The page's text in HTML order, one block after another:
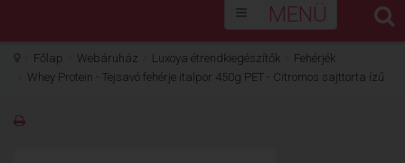
MENÜ
Főlap Webáruház Luxoya étrendkiegészítők
Fehérjék
Whey Protein - Tejsavó fehérje italpor 450g PET - Citromos sajttorta ízű